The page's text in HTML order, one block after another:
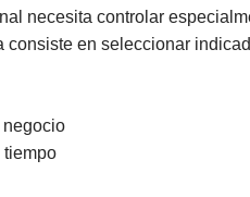
necesita controlar
consiste en seleccionar
negocio
tiempo